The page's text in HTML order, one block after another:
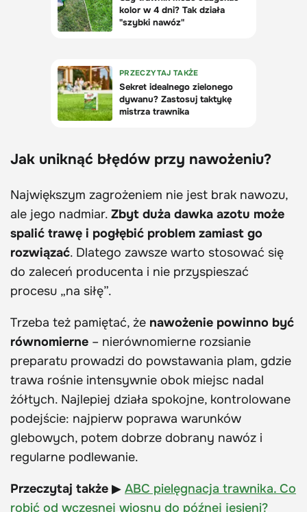
Jak uniknąć błędów przy nawożeniu?
Największym zagrożeniem nie jest brak nawozu,
ale jego nadmiar. Zbyt duża dawka azotu może
spalić trawę i pogłębić problem zamiast go
rozwiązać. Dlatego zawsze warto stosować się
do zaleceń producenta i nie przyspieszać
procesu „na siłę”.
Trzeba też pamiętać, że nawożenie powinno być
równomierne – nierównomierne rozsianie
preparatu prowadzi do powstawania plam, gdzie
trawa rośnie intensywnie obok miejsc nadal
żółtych. Najlepiej działa spokojne, kontrolowane
podejście: najpierw poprawa warunków
glebowych, potem dobrze dobrany nawóz i
regularne podlewanie.
Przeczytaj także ▶ ABC pielęgnacja trawnika. Co
robić od wczesnej wiosny do późnej jesieni?